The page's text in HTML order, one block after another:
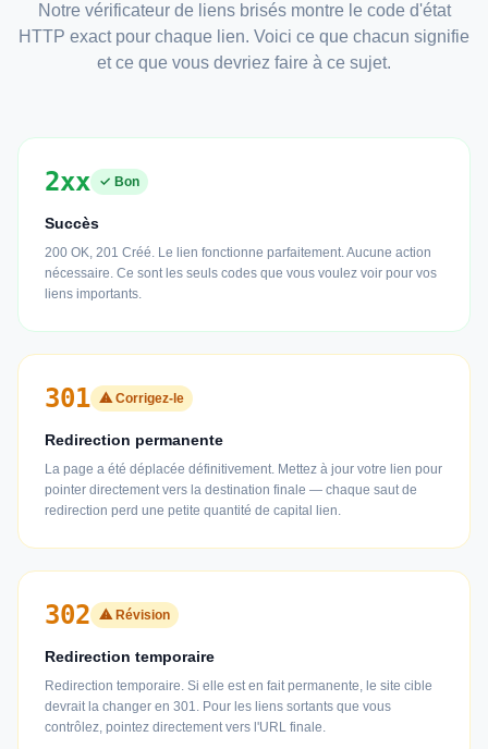
Notre vérificateur de liens brisés montre le code d'état
HTTP exact pour chaque lien. Voici ce que chacun signifie
et ce que vous devriez faire à ce sujet.
2xx ✓ Bon
Succès
200 OK, 201 Créé. Le lien fonctionne parfaitement. Aucune action
nécessaire. Ce sont les seuls codes que vous voulez voir pour vos
liens importants.
301 ⚠ Corrigez-le
Redirection permanente
La page a été déplacée définitivement. Mettez à jour votre lien pour
pointer directement vers la destination finale — chaque saut de
redirection perd une petite quantité de capital lien.
302 ⚠ Révision
Redirection temporaire
Redirection temporaire. Si elle est en fait permanente, le site cible
devrait la changer en 301. Pour les liens sortants que vous
contrôlez, pointez directement vers l'URL finale.